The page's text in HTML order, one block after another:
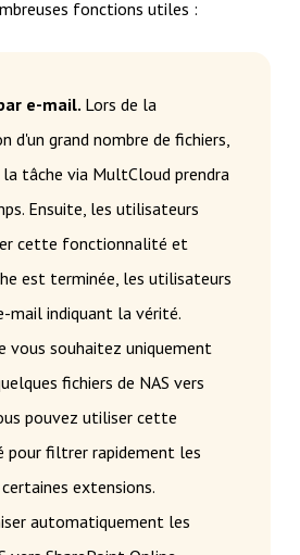
fonctions utiles :
e-mail. Lors de la
d'un grand nombre de fichiers,
tâche via MultCloud prendra
Ensuite, les utilisateurs
cette fonctionnalité et
est terminée, les utilisateurs
mail indiquant la vérité.
vous souhaitez uniquement
fichiers de NAS vers
pouvez utiliser cette
filtrer rapidement les
extensions.
automatiquement les